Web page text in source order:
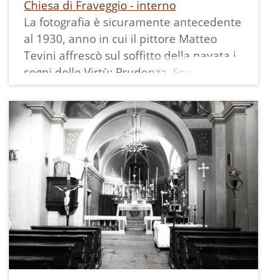
fori dove passavano le corde.
Chiesa di Fraveggio - interno
La fotografia è sicuramente antecedente
al 1930, anno in cui il pittore Matteo
Tevini affrescò sul soffitto della navata i
segni delle Virtù: Prudenza, Speranza,
Pace, Fortuna, Giustizia e Intemperanza.